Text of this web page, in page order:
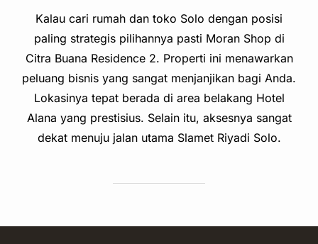
Kalau cari rumah dan toko Solo dengan posisi
paling strategis pilihannya pasti Moran Shop di
Citra Buana Residence 2. Properti ini menawarkan
peluang bisnis yang sangat menjanjikan bagi Anda.
Lokasinya tepat berada di area belakang Hotel
Alana yang prestisius. Selain itu, aksesnya sangat
dekat menuju jalan utama Slamet Riyadi Solo.